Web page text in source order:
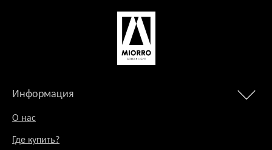
Информация
О нас
Где купить?